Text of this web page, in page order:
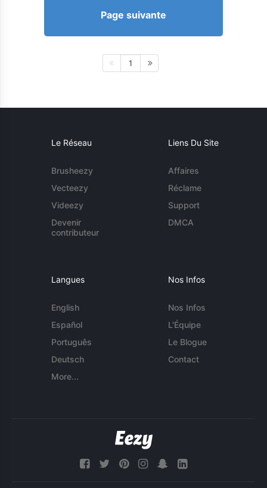
Page suivante
1
Le Réseau
Brusheezy
Vecteezy
Videezy
Devenir
contributeur
Liens Du Site
Affaires
Réclame
Support
DMCA
Langues
English
Español
Português
Deutsch
More...
Nos Infos
Nos Infos
L'Équipe
Le Blogue
Contact